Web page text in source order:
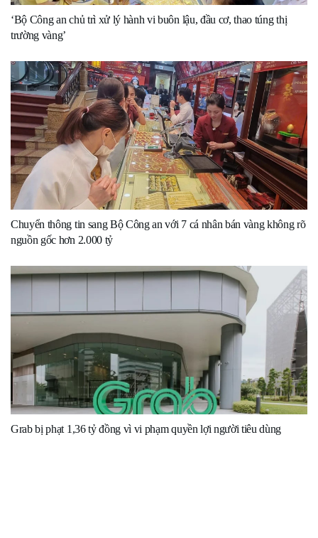
‘Bộ Công an chủ trì xử lý hành vi buôn lậu, đầu cơ, thao túng thị
trường vàng’
Chuyển thông tin sang Bộ Công an với 7 cá nhân bán vàng không rõ
nguồn gốc hơn 2.000 tỷ
Grab bị phạt 1,36 tỷ đồng vì vi phạm quyền lợi người tiêu dùng